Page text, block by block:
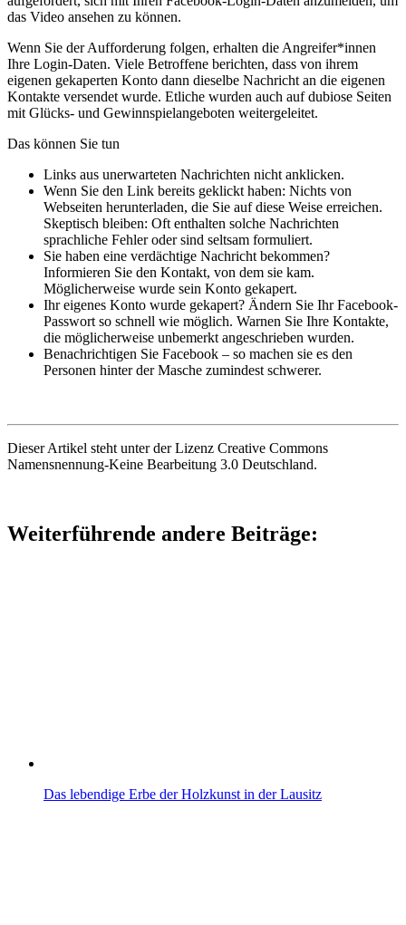
das Video ansehen zu können.
Wenn Sie der Aufforderung folgen, erhalten die Angreifer*innen
Ihre Login-Daten. Viele Betroffene berichten, dass von ihrem
eigenen gekaperten Konto dann dieselbe Nachricht an die eigenen
Kontakte versendet wurde. Etliche wurden auch auf dubiose Seiten
mit Glücks- und Gewinnspielangeboten weitergeleitet.
Das können Sie tun
Links aus unerwarteten Nachrichten nicht anklicken.
Wenn Sie den Link bereits geklickt haben: Nichts von
Webseiten herunterladen, die Sie auf diese Weise erreichen.
Skeptisch bleiben: Oft enthalten solche Nachrichten
sprachliche Fehler oder sind seltsam formuliert.
Sie haben eine verdächtige Nachricht bekommen?
Informieren Sie den Kontakt, von dem sie kam.
Möglicherweise wurde sein Konto gekapert.
Ihr eigenes Konto wurde gekapert? Ändern Sie Ihr Facebook-
Passwort so schnell wie möglich. Warnen Sie Ihre Kontakte,
die möglicherweise unbemerkt angeschrieben wurden.
Benachrichtigen Sie Facebook – so machen sie es den
Personen hinter der Masche zumindest schwerer.
Dieser Artikel steht unter der Lizenz Creative Commons
Namensnennung-Keine Bearbeitung 3.0 Deutschland.
Weiterführende andere Beiträge:
Das lebendige Erbe der Holzkunst in der Lausitz